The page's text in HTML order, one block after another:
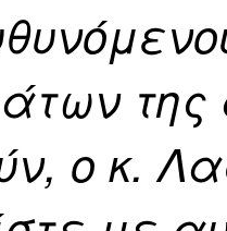
της
ο κ.